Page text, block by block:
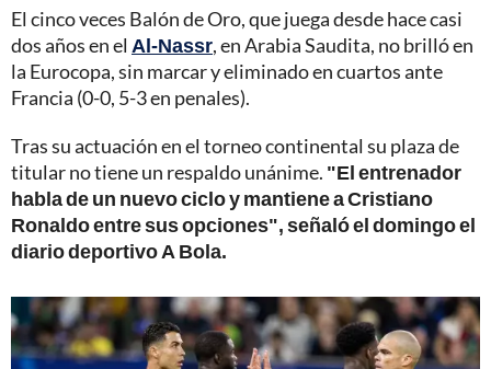
El cinco veces Balón de Oro, que juega desde hace casi
dos años en el Al-Nassr, en Arabia Saudita, no brilló en
la Eurocopa, sin marcar y eliminado en cuartos ante
Francia (0-0, 5-3 en penales).
Tras su actuación en el torneo continental su plaza de
titular no tiene un respaldo unánime. "El entrenador
habla de un nuevo ciclo y mantiene a Cristiano
Ronaldo entre sus opciones", señaló el domingo el
diario deportivo A Bola.